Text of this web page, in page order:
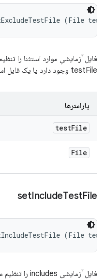
(File
فایل آزمایشیِ موارد استثنا را
testFile وجود دارد یا یک فایل است.
پارامترها
testFile
File
setIncludeTestFile
(File